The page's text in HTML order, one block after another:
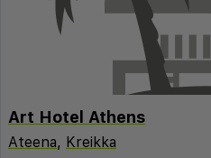
Art Hotel Athens
Ateena, Kreikka